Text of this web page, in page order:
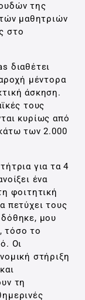
της
μαθητριών
στο
διαθέτει
μέντορα
άσκηση.
τους
κυρίως από
των 2.000
για τα 4
ένα
φοιτητική
πετύχει τους
μου
τόσο το
Οι
στήριξη
τη